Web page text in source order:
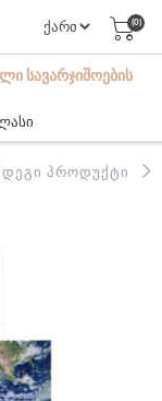
(0)
ᲡᲐᲕᲐᲠᲯᲘᲨᲝᲔᲑᲘᲡ
ᲞᲠᲝᲓᲣᲥᲢᲘ